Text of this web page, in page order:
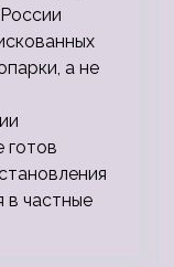
а не
готов
в частные